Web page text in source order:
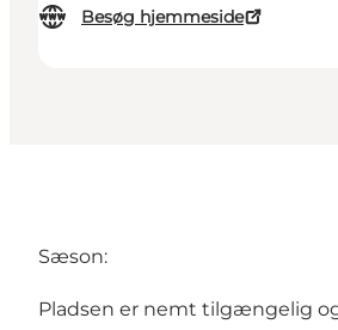
Besøg hjemmeside
Sæson:
Pladsen er nemt tilgængelig